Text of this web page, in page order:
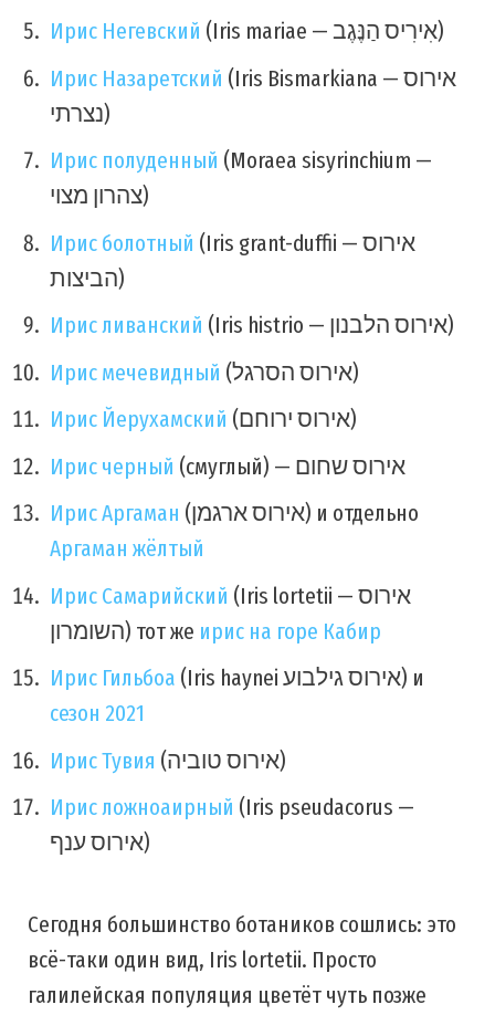
Ирис Негевский
(Iris mariae — אִירִיס הַנֶּגֶב)
Ирис Назаретский (Iris Bismarkiana — אירוס
נצרתי)
Ирис полуденный (Moraea sisyrinchium —
צהרון מצוי)
Ирис болотный (Iris grant-duffii — אירוס
הביצות)
Ирис ливанский
(Iris histrio — אירוס הלבנון)
Ирис мечевидный
(אירוס הסרגל)
Ирис Йерухамский
(אירוס ירוחם)
Ирис черный
(смуглый) — אירוס שחום
Ирис Аргаман
(אירוס ארגמן) и отдельно
Аргаман жёлтый
Ирис Самарийский (Iris lortetii — אירוס
השומרון) тот же ирис на горе Кабир
Ирис Гильбоа
(Iris haynei אירוס גילבוע) и
сезон 2021
Ирис Тувия
(אירוס טוביה)
Ирис ложноаирный (Iris pseudacorus —
אירוס ענף)
Сегодня большинство ботаников сошлись: это
всё-таки один вид, Iris lortetii. Просто
галилейская популяция цветёт чуть позже